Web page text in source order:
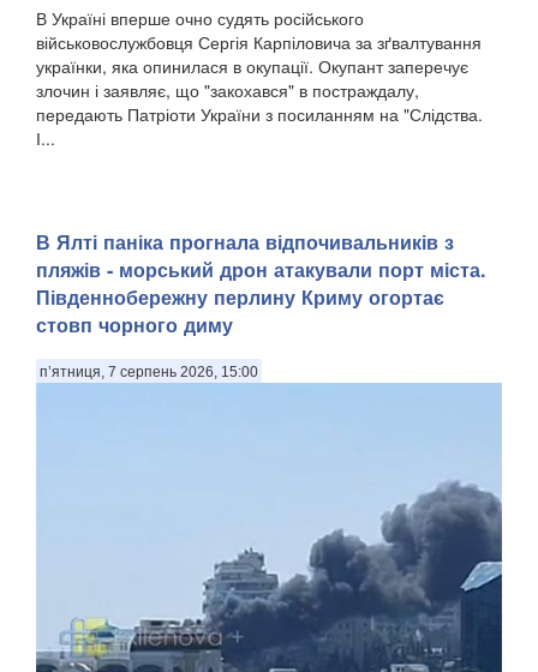
В Україні вперше очно судять російського
військовослужбовця Сергія Карпіловича за зґвалтування
українки, яка опинилася в окупації. Окупант заперечує
злочин і заявляє, що "закохався" в постраждалу,
передають Патріоти України з посиланням на "Слідства.
І...
​В Ялті паніка прогнала відпочивальників з
пляжів - морський дрон атакували порт міста.
Південнобережну перлину Криму огортає
стовп чорного диму
п’ятниця, 7 серпень 2026, 15:00